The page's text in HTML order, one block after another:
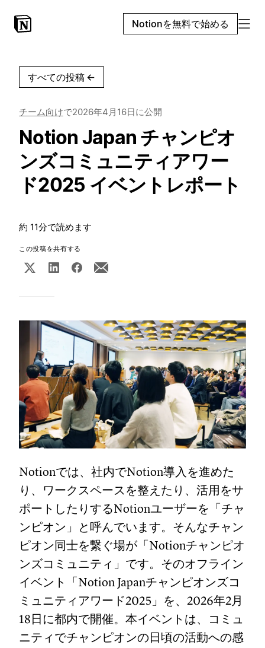
Notionを無料で始める
すべての投稿 ←
チーム向けで2026年4月16日に公開
Notion Japan チャンピオ
ンズコミュニティアワー
ド2025 イベントレポート
約 11分で読めます
この投稿を共有する
Notionでは、社内でNotion導入を進めた
り、ワークスペースを整えたり、活用をサ
ポートしたりするNotionユーザーを「チャ
ンピオン」と呼んでいます。そんなチャン
ピオン同士を繋ぐ場が「Notionチャンピオ
ンズコミュニティ」です。そのオフライン
イベント「Notion Japanチャンピオンズコ
ミュニティアワード2025」を、2026年2月
18日に都内で開催。本イベントは、コミュ
ニティでチャンピオンの日頃の活動への感